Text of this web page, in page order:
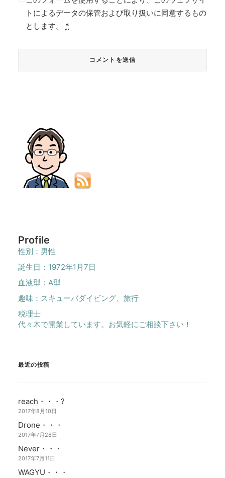
トによるデータの保管および取り扱いに同意するもの
とします。 *
Profile
性別：男性
誕生日：1972年1月7日
血液型：A型
趣味：スキューバダイビング、旅行
税理士
代々木で開業しています。お気軽にご相談下さい！
最近の投稿
reach・・・?
2017年8月10日
Drone・・・
2017年7月28日
Never・・・
2017年7月11日
WAGYU・・・